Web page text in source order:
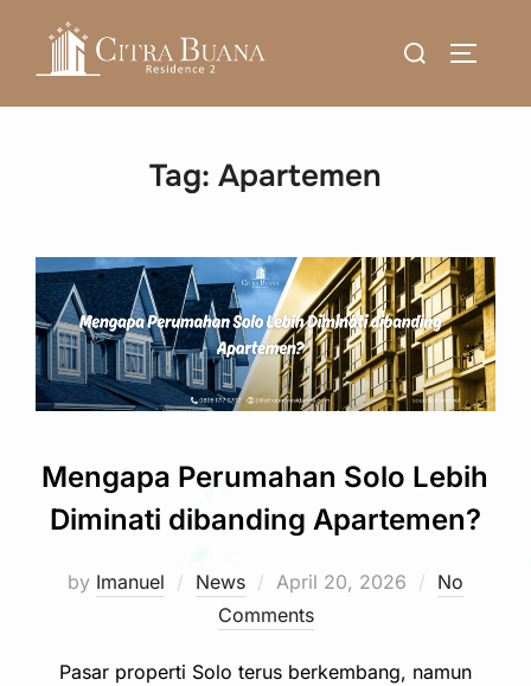
content
Search
Tag: Apartemen
Mengapa Perumahan Solo Lebih
Diminati dibanding Apartemen?
by Imanuel News
Posted
on
April 20, 2026
No
Comments
Pasar properti Solo terus berkembang, namun